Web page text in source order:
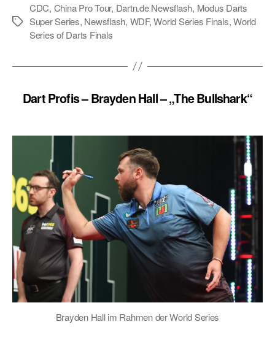
Schlagwörter
CDC, China Pro Tour, Dartn.de Newsflash, Modus Darts
Super Series, Newsflash, WDF,World Series Finals,World
Series of Darts Finals
Dart Profis – Brayden Hall – „The Bullshark“
Brayden Hall im Rahmen der World Series